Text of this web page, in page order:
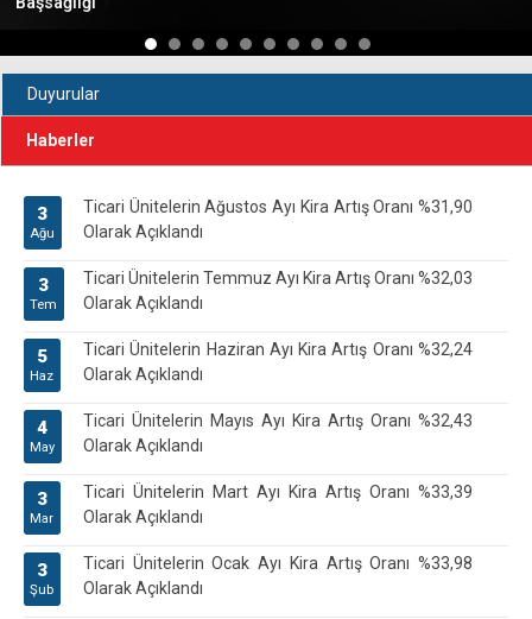
Duyurular
Haberler
3
Ağu
Ticari Ünitelerin Ağustos Ayı Kira Artış Oranı %31,90
Olarak Açıklandı
3
Tem
Ticari Ünitelerin Temmuz Ayı Kira Artış Oranı %32,03
Olarak Açıklandı
5
Haz
Ticari Ünitelerin Haziran Ayı Kira Artış Oranı %32,24
Olarak Açıklandı
4
May
Ticari Ünitelerin Mayıs Ayı Kira Artış Oranı %32,43
Olarak Açıklandı
3
Mar
Ticari Ünitelerin Mart Ayı Kira Artış Oranı %33,39
Olarak Açıklandı
3
Şub
Ticari Ünitelerin Ocak Ayı Kira Artış Oranı %33,98
Olarak Açıklandı